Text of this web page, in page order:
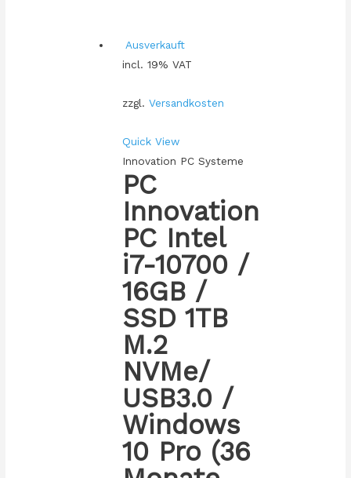
Ausverkauft
incl. 19% VAT
zzgl. Versandkosten
Quick View
Innovation PC Systeme
PC
Innovation
PC Intel
i7-10700 /
16GB /
SSD 1TB
M.2
NVMe/
USB3.0 /
Windows
10 Pro (36